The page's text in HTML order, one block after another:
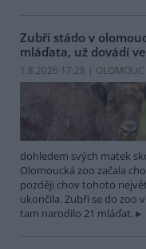
Zubří stádo v
mláďata, už dovádí
1.8.2026 17:28 | OLOMOUC
dohledem svých matek
Olomoucká zoo začala
později chov tohoto
ukončila. Zubři se do zoo
tam narodilo 21 mláďat.